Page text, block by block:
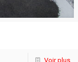
Voir plus